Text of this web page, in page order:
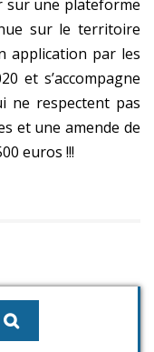
sur une plateforme
sur le territoire
application par les
et s’accompagne
ne respectent pas
et une amende de
euros !!!